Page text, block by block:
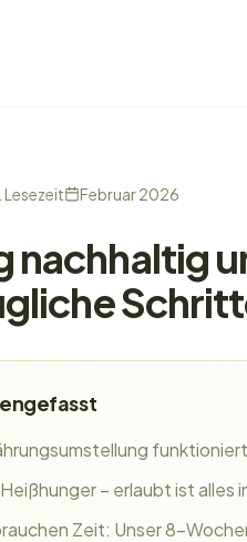
Lesezeit Februar 2026
nachhaltig
– erlaubt ist alles
Zeit: Unser 8-